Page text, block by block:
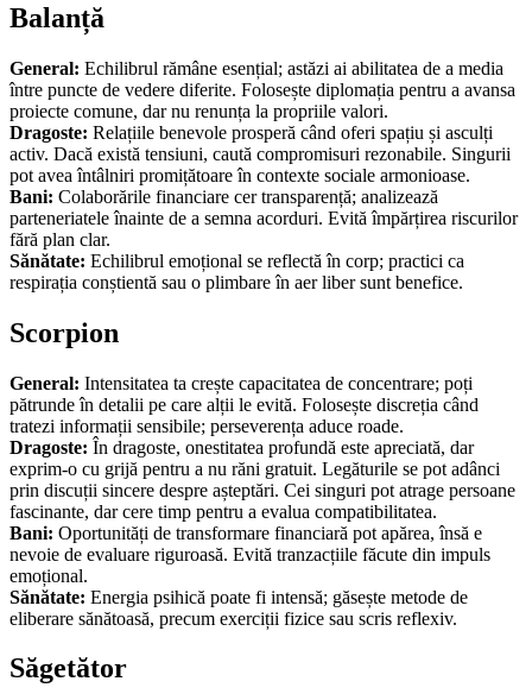
Balanță
General: Echilibrul rămâne esențial; astăzi ai abilitatea de a media
între puncte de vedere diferite. Folosește diplomația pentru a avansa
proiecte comune, dar nu renunța la propriile valori.
Dragoste: Relațiile benevole prosperă când oferi spațiu și asculți
activ. Dacă există tensiuni, caută compromisuri rezonabile. Singurii
pot avea întâlniri promițătoare în contexte sociale armonioase.
Bani: Colaborările financiare cer transparență; analizează
parteneriatele înainte de a semna acorduri. Evită împărțirea riscurilor
fără plan clar.
Sănătate: Echilibrul emoțional se reflectă în corp; practici ca
respirația conștientă sau o plimbare în aer liber sunt benefice.
Scorpion
General: Intensitatea ta crește capacitatea de concentrare; poți
pătrunde în detalii pe care alții le evită. Folosește discreția când
tratezi informații sensibile; perseverența aduce roade.
Dragoste: În dragoste, onestitatea profundă este apreciată, dar
exprim-o cu grijă pentru a nu răni gratuit. Legăturile se pot adânci
prin discuții sincere despre așteptări. Cei singuri pot atrage persoane
fascinante, dar cere timp pentru a evalua compatibilitatea.
Bani: Oportunități de transformare financiară pot apărea, însă e
nevoie de evaluare riguroasă. Evită tranzacțiile făcute din impuls
emoțional.
Sănătate: Energia psihică poate fi intensă; găsește metode de
eliberare sănătoasă, precum exerciții fizice sau scris reflexiv.
Săgetător